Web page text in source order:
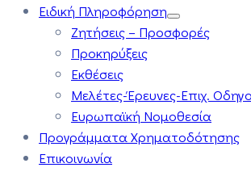
Ειδική Πληροφόρηση
Ζητήσεις – Προσφορές
Προκηρύξεις
Εκθέσεις
Μελέτες-Έρευνες-Επιχ.
Ευρωπαϊκή Νομοθεσία
Προγράμματα Χρηματοδότησης
Επικοινωνία